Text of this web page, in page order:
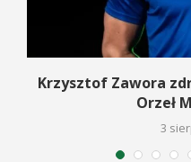
Krzysztof Zawora
Orzeł
3